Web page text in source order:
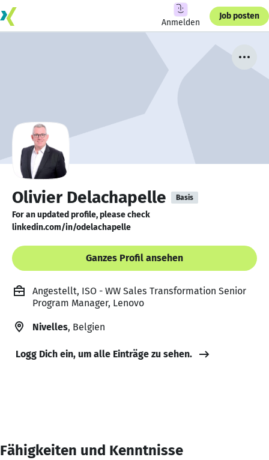
Anmelden
Job posten
Olivier Delachapelle Basis
For an updated profile, please check
linkedin.com/in/odelachapelle
Ganzes Profil ansehen
Angestellt, ISO - WW Sales Transformation Senior
Program Manager, Lenovo
Nivelles, Belgien
Logg Dich ein, um alle Einträge zu sehen.
Fähigkeiten und Kenntnisse